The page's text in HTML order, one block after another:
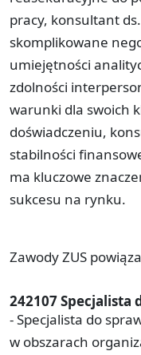
pracy, konsultant
skomplikowane
umiejętności
zdolności
warunki dla swoich
doświadczeniu,
stabilności
ma kluczowe
sukcesu na rynku.
Zawody ZUS
242107
- Specjalista do
w obszarach